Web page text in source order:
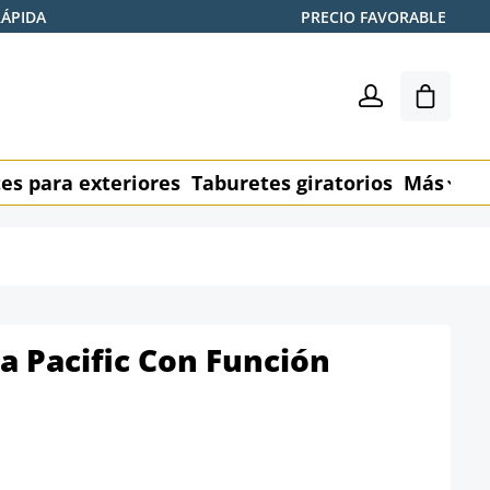
PRECIO FAVORABLE
El
para exteriores Taburetes giratorios Más
Pacific Con Función